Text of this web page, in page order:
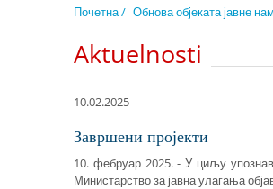
Почетна / Обнова објеката јавне
Aktuelnosti
10.02.2025
Завршени пројекти
10. фебруар 2025. - У циљу
Министарство за јавна улагања